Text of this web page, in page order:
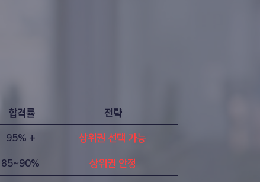
합격률 전략
95% + 상위권 선택 가능
85~90% 상위권 안정